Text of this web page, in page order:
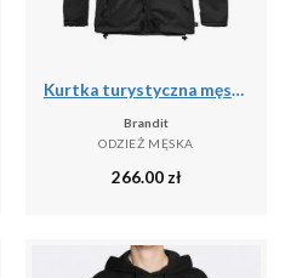
Kurtka turystyczna męska Brandit Frontzip Windbreaker Czarna
Brandit
ODZIEŻ MĘSKA
266.00 zł